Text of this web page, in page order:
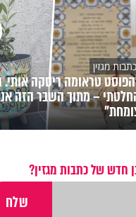
כתבות מגזין
טראומה ריסקה אותי.
– מתוך השבר הזה
חדש של כתבות מגזין?